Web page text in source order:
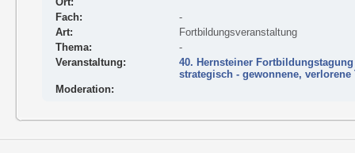
Fach:
-
Art:
Fortbildungsveranstaltung
Thema:
-
Veranstaltung:
40. Hernsteiner
strategisch - gewonnene,
Moderation: